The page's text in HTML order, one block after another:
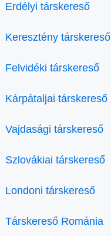
Erdélyi társkereső
Keresztény társkereső
Felvidéki társkereső
Kárpátaljai társkereső
Vajdasági társkereső
Szlovákiai társkereső
Londoni társkereső
Társkereső Románia